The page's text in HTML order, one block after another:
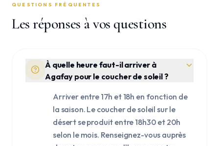
QUESTIONS FRÉQUENTES
Les réponses à vos questions
À quelle heure faut-il arriver à
Agafay pour le coucher de soleil ?
Arriver entre 17h et 18h en fonction de
la saison. Le coucher de soleil sur le
désert se produit entre 18h30 et 20h
selon le mois. Renseignez-vous auprès